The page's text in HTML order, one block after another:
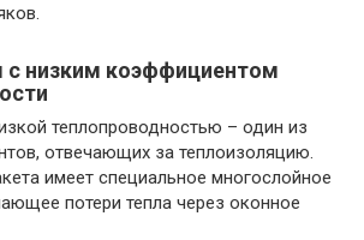
с низким коэффициентом
теплопроводностью – один из
отвечающих за теплоизоляцию.
имеет специальное многослойное
потери тепла через оконное